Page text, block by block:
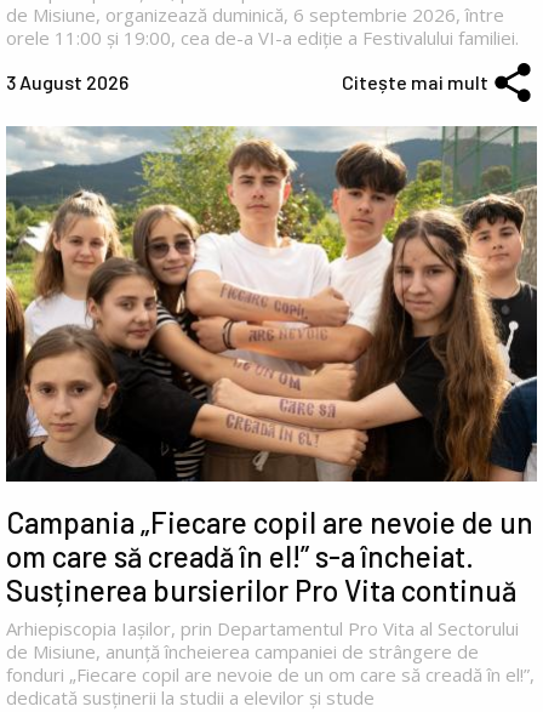
de Misiune, organizează duminică, 6 septembrie 2026, între
orele 11:00 și 19:00, cea de-a VI-a ediție a Festivalului familiei.
3 August 2026 Citește mai mult
Campania „Fiecare copil are nevoie de un
om care să creadă în el!” s-a încheiat.
Susținerea bursierilor Pro Vita continuă
Arhiepiscopia Iașilor, prin Departamentul Pro Vita al Sectorului
de Misiune, anunță încheierea campaniei de strângere de
fonduri „Fiecare copil are nevoie de un om care să creadă în el!”,
dedicată susținerii la studii a elevilor și stude